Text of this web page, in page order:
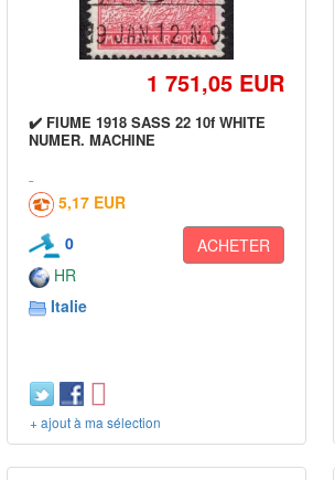
1 751,05 EUR
✔️ FIUME 1918 SASS 22 10f WHITE
NUMER. MACHINE
5,17 EUR
0
ACHETER
HR
Italie
+ ajout à ma sélection